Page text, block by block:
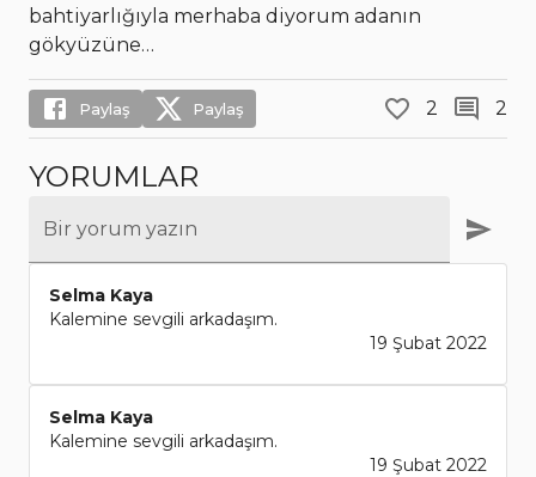
bahtiyarlığıyla merhaba diyorum adanın
gökyüzüne…
Paylaş Paylaş 2 2
YORUMLAR
Bir yorum yazın
Selma Kaya
Kalemine sevgili arkadaşım.
19 Şubat 2022
Selma Kaya
Kalemine sevgili arkadaşım.
19 Şubat 2022